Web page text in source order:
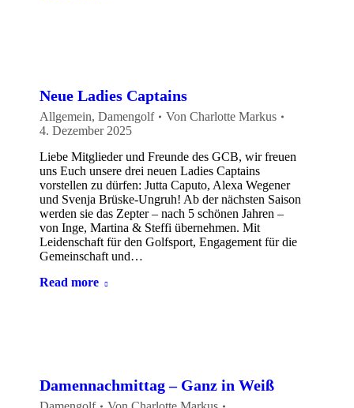
Neue Ladies Captains
Allgemein, Damengolf Von Charlotte Markus
4. Dezember 2025
Liebe Mitglieder und Freunde des GCB, wir freuen
uns Euch unsere drei neuen Ladies Captains
vorstellen zu dürfen: Jutta Caputo, Alexa Wegener
und Svenja Brüske-Ungruh! Ab der nächsten Saison
werden sie das Zepter – nach 5 schönen Jahren –
von Inge, Martina & Steffi übernehmen. Mit
Leidenschaft für den Golfsport, Engagement für die
Gemeinschaft und…
Read more
Damennachmittag – Ganz in Weiß